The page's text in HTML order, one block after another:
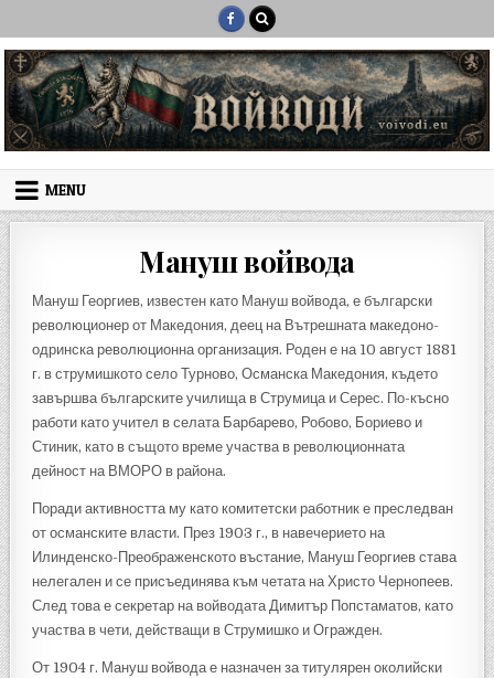
MENU
Мануш войвода
Мануш Георгиев, известен като Мануш войвода, е български
революционер от Македония, деец на Вътрешната македоно-
одринска революционна организация. Роден е на 10 август 1881
г. в струмишкото село Турново, Османска Македония, където
завършва българските училища в Струмица и Серес. По-късно
работи като учител в селата Барбарево, Робово, Бориево и
Стиник, като в същото време участва в революционната
дейност на ВМОРО в района.
Поради активността му като комитетски работник е преследван
от османските власти. През 1903 г., в навечерието на
Илинденско-Преображенското въстание, Мануш Георгиев става
нелегален и се присъединява към четата на Христо Чернопеев.
След това е секретар на войводата Димитър Попстаматов, като
участва в чети, действащи в Струмишко и Огражден.
От 1904 г. Мануш войвода е назначен за титулярен околийски